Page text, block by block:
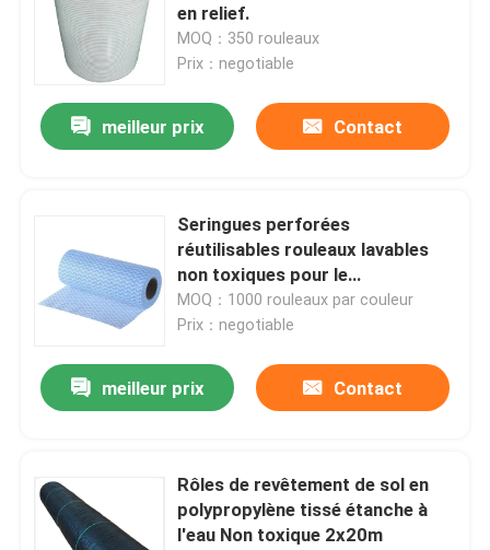
en relief.
MOQ：350 rouleaux
Prix：negotiable
meilleur prix Contact
Seringues perforées
réutilisables rouleaux lavables
non toxiques pour le
désinfection
MOQ：1000 rouleaux par couleur
Prix：negotiable
meilleur prix Contact
Rôles de revêtement de sol en
polypropylène tissé étanche à
l'eau Non toxique 2x20m